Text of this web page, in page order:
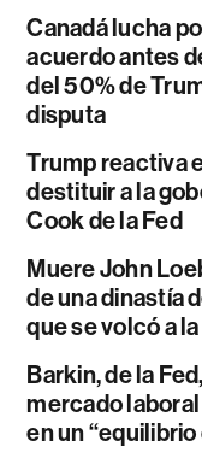
Canadá lucha
acuerdo antes
del 50% de
disputa
Trump reactiva
destituir a la
Cook de la Fed
Muere John
de una dinastía
que se volcó a
Barkin, de la
mercado laboral
en un “equilibrio